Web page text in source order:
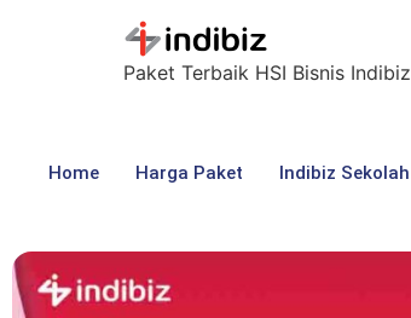
Paket Terbaik HSI Bisnis Indibiz
Home Harga Paket Indibiz Sekolah